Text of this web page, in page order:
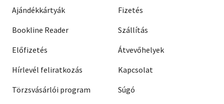
Ajándékkártyák
Bookline Reader
Előfizetés
Hírlevél feliratkozás
Törzsvásárlói program
Fizetés
Szállítás
Átvevőhelyek
Kapcsolat
Súgó